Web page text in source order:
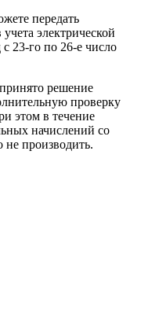
передать
электрической
23-го по 26-е число
решение
проверку
этом в течение
начислений со
не производить.